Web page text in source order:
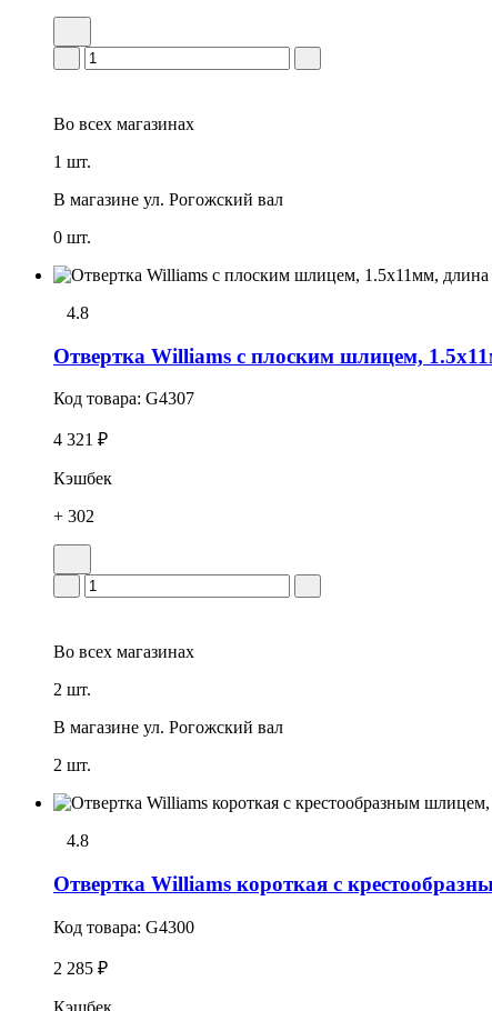
Во всех магазинах
1 шт.
В магазине ул. Рогожский вал
0 шт.
4.8
Отвертка Williams с плоским шлицем,
Код товара: G4307
4 321 ₽
Кэшбек
+ 302
Во всех магазинах
2 шт.
В магазине ул. Рогожский вал
2 шт.
4.8
Отвертка Williams короткая с
Код товара: G4300
2 285 ₽
Кэшбек